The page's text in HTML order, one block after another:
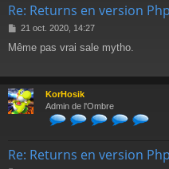
Re: Returns en version
M
s
a
g
e
21 oct. 2020, 14:27
Même pas vrai sale mytho.
KorHosik
Admin de l'Ombre
Re: Returns en version